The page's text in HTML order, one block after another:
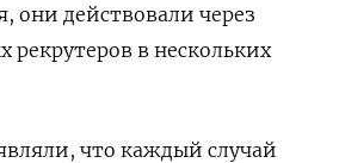
они действовали через
рекрутеров в нескольких
что каждый случай